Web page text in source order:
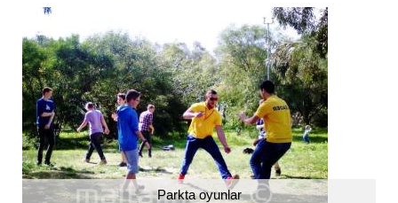
Parkta oyunlar